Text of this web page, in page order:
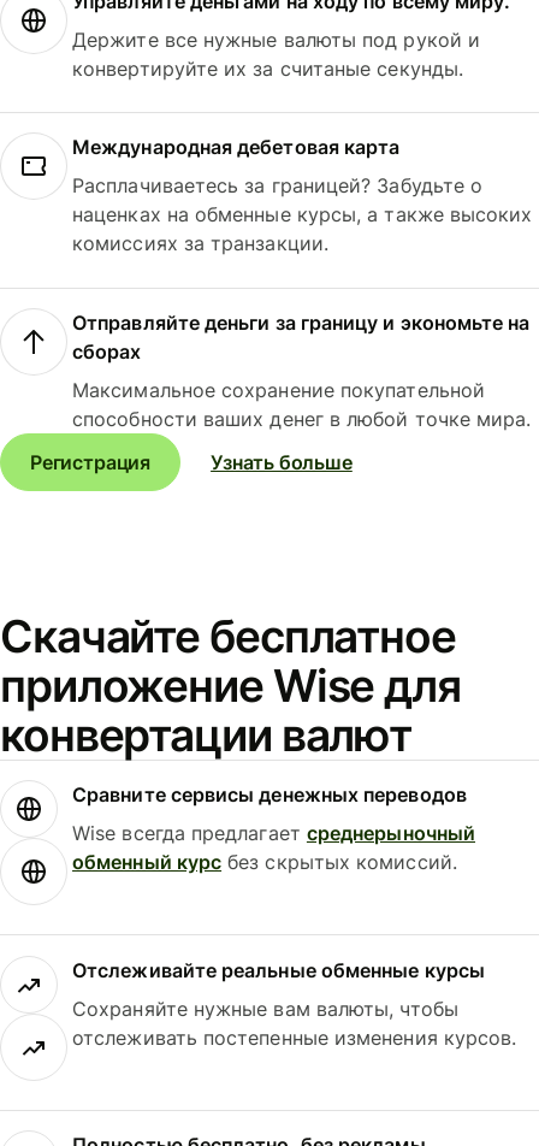
Держите все нужные валюты под рукой и
конвертируйте их за считаные секунды.
Международная дебетовая карта
Расплачиваетесь за границей? Забудьте о
наценках на обменные курсы, а также высоких
комиссиях за транзакции.
Отправляйте деньги за границу и экономьте на
сборах
Максимальное сохранение покупательной
способности ваших денег в любой точке мира.
Регистрация
Узнать больше
Скачайте бесплатное
приложение Wise для
конвертации валют
Сравните сервисы денежных переводов
Wise всегда предлагает среднерыночный
обменный курс без скрытых комиссий.
Отслеживайте реальные обменные курсы
Сохраняйте нужные вам валюты, чтобы
отслеживать постепенные изменения курсов.